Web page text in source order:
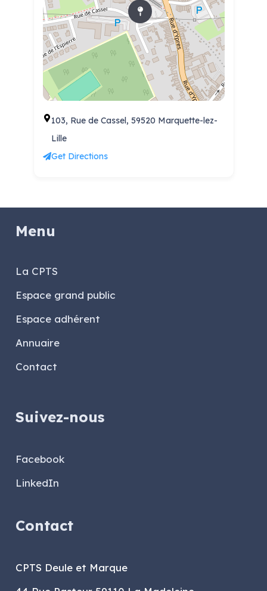
103, Rue de Cassel, 59520 Marquette-lez-
Lille
Get Directions
Menu
La CPTS
Espace grand public
Espace adhérent
Annuaire
Contact
Suivez-nous
Facebook
LinkedIn
Contact
CPTS Deule et Marque